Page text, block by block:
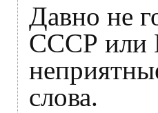
Давно не
СССР или
слова.